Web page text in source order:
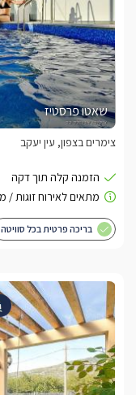
שאטו פרסטיז
צימרים בצפון, עין יעקב
בריכה פרטית בכל סוויטה